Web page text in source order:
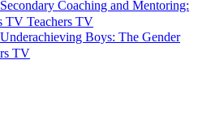
Secondary Coaching and Mentoring:
TV Teachers TV
Underachieving Boys: The Gender
TV